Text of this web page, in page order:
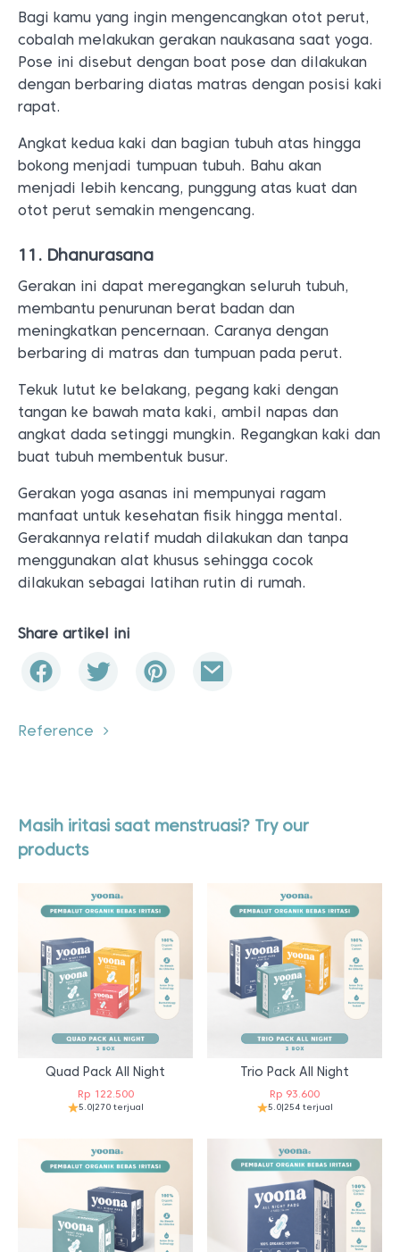
Bagi kamu yang ingin mengencangkan otot perut,
cobalah melakukan gerakan naukasana saat yoga.
Pose ini disebut dengan boat pose dan dilakukan
dengan berbaring diatas matras dengan posisi kaki
rapat.
Angkat kedua kaki dan bagian tubuh atas hingga
bokong menjadi tumpuan tubuh. Bahu akan
menjadi lebih kencang, punggung atas kuat dan
otot perut semakin mengencang.
11. Dhanurasana
Gerakan ini dapat meregangkan seluruh tubuh,
membantu penurunan berat badan dan
meningkatkan pencernaan. Caranya dengan
berbaring di matras dan tumpuan pada perut.
Tekuk lutut ke belakang, pegang kaki dengan
tangan ke bawah mata kaki, ambil napas dan
angkat dada setinggi mungkin. Regangkan kaki dan
buat tubuh membentuk busur.
Gerakan yoga asanas ini mempunyai ragam
manfaat untuk kesehatan fisik hingga mental.
Gerakannya relatif mudah dilakukan dan tanpa
menggunakan alat khusus sehingga cocok
dilakukan sebagai latihan rutin di rumah.
Share artikel ini
Reference
Masih iritasi saat menstruasi? Try our
products
Quad Pack All Night
Rp122.500
5.0|270 terjual
Trio Pack All Night
Rp 93.600
5.0|254 terjual